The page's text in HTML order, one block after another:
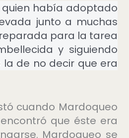
quien había adoptado
junto a muchas
para la tarea
y siguiendo
de no decir que era
cuando Mardoqueo
que éste era
Mardoqueo se